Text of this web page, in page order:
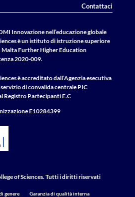
Contattaci
Innovazione nell’educazione globale
è un istituto di istruzione superiore
Further Higher Education
2020-009.
è accreditato dall’Agenzia esecutiva
di convalida centrale PIC
Registro Partecipanti E.C
E10284399
of Sciences. Tutti i diritti riservati
genere Garanzia di qualità interna